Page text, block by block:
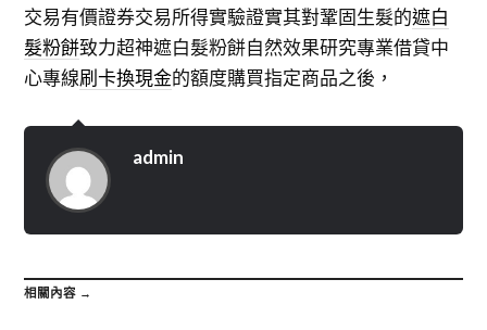
交易有價證券交易所得實驗證實其對鞏固生髮的遮白
髮粉餅致力超神遮白髮粉餅自然效果研究專業借貸中
心專線刷卡換現金的額度購買指定商品之後，
admin
相關內容 →